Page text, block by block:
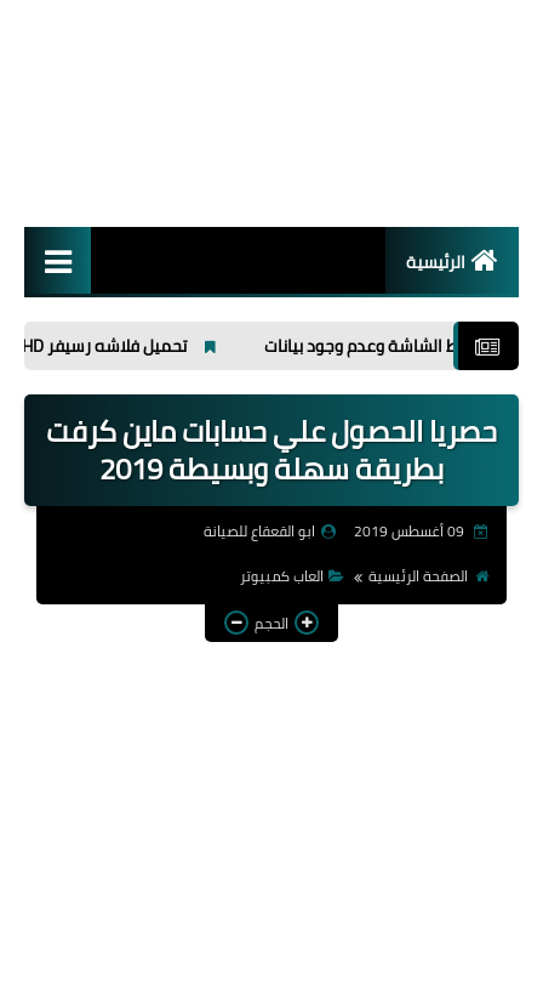
الرئيسية
انظمة تشغيل
برامج
اسلاميات
وعدم وجود بيانات تحميل فلاشه رسيفر MASTER 666 HD
حصريا الحصول علي حسابات ماين كرفت
بطريقة سهلة وبسيطة 2019
ابو القعقاع للصيانة
الصفحة الرئيسية
العاب كمبيوتر
الحجم